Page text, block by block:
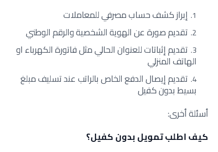
إبراز كشف حساب مصرفي للمعاملات
تقديم صورة عن الهوية الشخصية والرقم الوطني
تقديم إثباتات للعنوان الحالي مثل فاتورة الكهرباء او
الهاتف المنزلي
تقديم إيصال الدفع الخاص بالراتب عند تسليف مبلغ
بسيط بدون كفيل
أسئلة أخرى:
كيف اطلب تمويل بدون كفيل؟